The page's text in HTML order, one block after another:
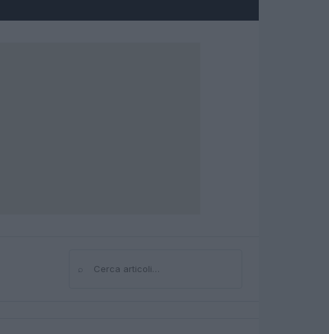
Cerca